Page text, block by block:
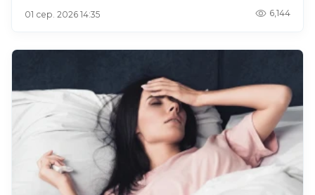
01 сер. 2026 14:35 6,144